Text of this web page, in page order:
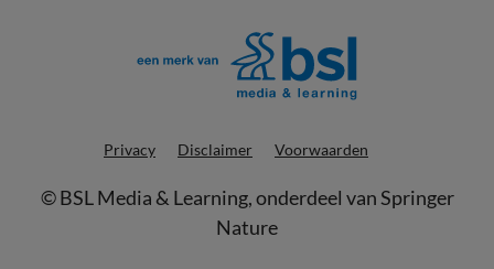
Privacy Disclaimer Voorwaarden
©BSL Media & Learning, onderdeel vanSpringer
Nature